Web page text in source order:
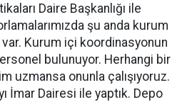
Daire Başkanlığı ile
şu anda kurum
Kurum içi koordinasyonun
bulunuyor. Herhangi bir
uzmansa onunla çalışıyoruz.
İmar Dairesi ile yaptık. Depo